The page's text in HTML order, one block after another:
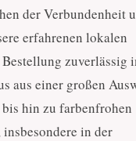
der Verbundenheit
erfahrenen lokalen
zuverlässig
aus einer großen
hin zu farbenfrohen
in der